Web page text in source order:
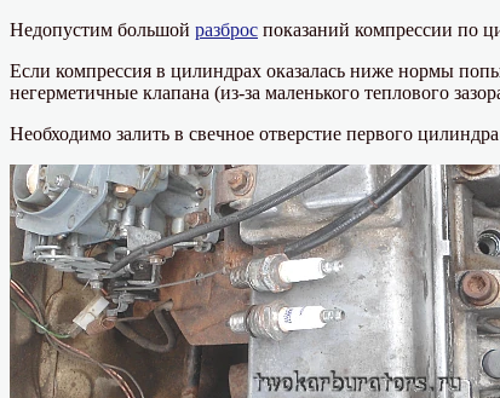
Недопустим большой разброс показаний компрессии по
Если компрессия в цилиндрах оказалась ниже нормы
негерметичные клапана (из-за маленького теплового
Необходимо залить в свечное отверстие первого